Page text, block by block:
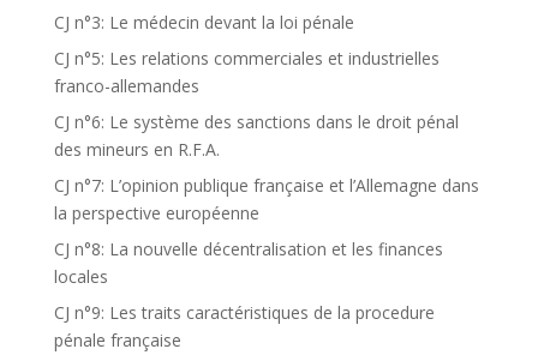
CJ n°3: Le médecin devant la loi pénale
CJ n°5: Les relations commerciales et industrielles
franco-allemandes
CJ n°6: Le système des sanctions dans le droit pénal
des mineurs en R.F.A.
CJ n°7: L’opinion publique française et l’Allemagne dans
la perspective européenne
CJ n°8: La nouvelle décentralisation et les finances
locales
CJ n°9: Les traits caractéristiques de la procedure
pénale française